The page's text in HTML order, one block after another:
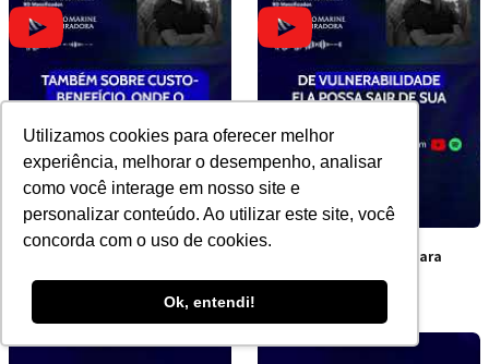
Utilizamos cookies para oferecer melhor
experiência, melhorar o desempenho, analisar
como você interage em nosso site e
personalizar conteúdo. Ao utilizar este site, você
concorda com o uso de cookies.
Ok, entendi!
brasileiros têm seguro?
A cobertura inédita para
vítimas de violência